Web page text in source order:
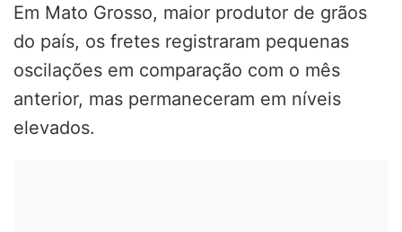
Em Mato Grosso, maior produtor de grãos
do país, os fretes registraram pequenas
oscilações em comparação com o mês
anterior, mas permaneceram em níveis
elevados.